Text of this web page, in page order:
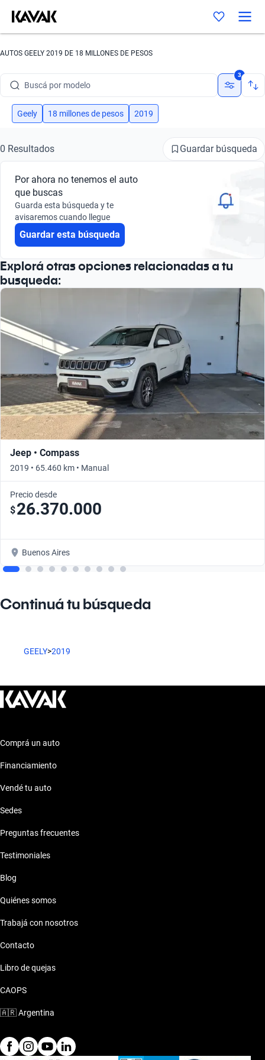
AUTOS GEELY 2019 DE 18 MILLONES DE PESOS
Buscá por modelo
Buscá por versión
Buscá por marca
Buscá por modelo
Buscá por versión
3
Geely 18 millones de pesos 2019
0 Resultados Guardar búsqueda
Por ahora no tenemos el auto
que buscas
Guarda esta búsqueda y te
avisaremos cuando llegue
Guardar esta búsqueda
Explorá otras opciones relacionadas a tu
busqueda:
Jeep • Compass
2019 • 65.460 km • Manual
Precio desde
$26.370.000
Buenos Aires
Continuá tu búsqueda
GEELY>2019
Comprá un auto
Financiamiento
Vendé tu auto
Sedes
Preguntas frecuentes
Testimoniales
Blog
Quiénes somos
Trabajá con nosotros
Contacto
Libro de quejas
CAOPS
🇦🇷Argentina